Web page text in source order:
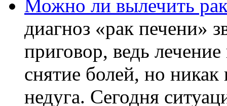
Можно ли вылечить
диагноз «рак печени»
приговор, ведь
снятие болей, но никак
недуга. Сегодня